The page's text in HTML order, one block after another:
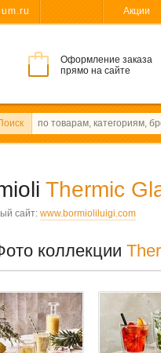
Акции
Оформление заказа
прямо на сайте
Thermic
сайт: www.bormioliluigi.com
коллекции